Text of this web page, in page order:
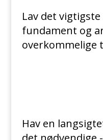
Lav det
fundament og
overkommelige
Hav en